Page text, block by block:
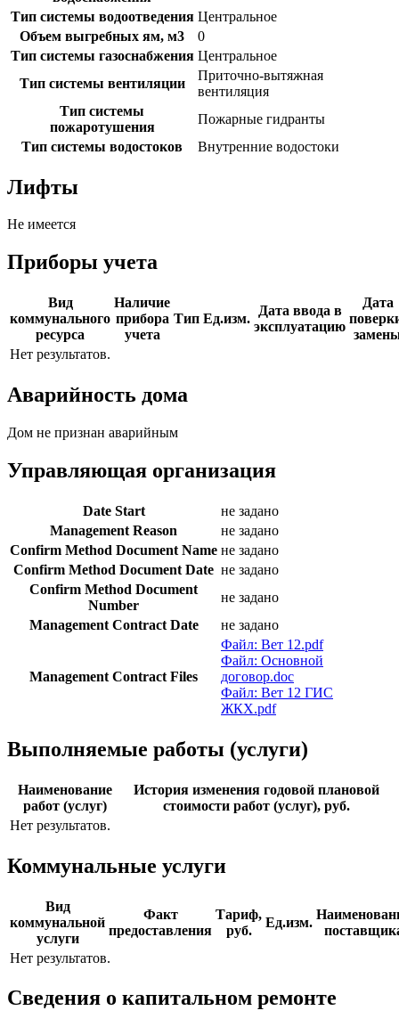
Тип системы водоотведения Центральное
Объем выгребных ям, м3
0
Тип системы газоснабжения Центральное
Тип системы вентиляции
Приточно-вытяжная
вентиляция
Тип системы
пожаротушения
Пожарные гидранты
Тип системы водостоков
Внутренние водостоки
Лифты
Не имеется
Приборы учета
Вид
коммунального
ресурса
Наличие
прибора
учета
Тип Ед.изм.
Дата ввода в
эксплуатацию
Дата
Нет результатов.
Аварийность дома
Дом не признан аварийным
Управляющая организация
Date Start
не задано
Management Reason
не задано
Confirm Method Document Name не задано
Confirm Method Document Date не задано
Confirm Method Document
Number
не задано
Management Contract Date
не задано
Management Contract Files
Файл: Вет 12.pdf
Файл: Основной
договор.doc
Файл: Вет 12 ГИС
ЖКХ.pdf
Выполняемые работы (услуги)
Наименование
работ (услуг)
История изменения годовой плановой
стоимости работ (услуг), руб.
Нет результатов.
Коммунальные услуги
Вид
коммунальной
услуги
Факт
предоставления
Тариф,
руб.
Ед.изм.
Нет результатов.
Сведения о капитальном ремонте